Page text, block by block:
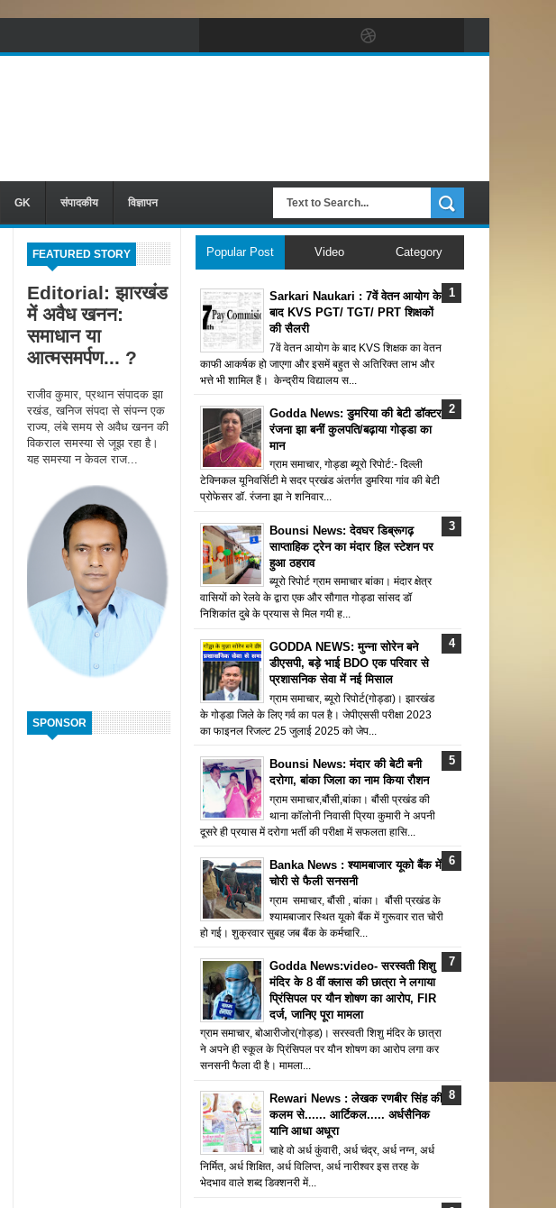
GK संपादकीय विज्ञापन
FEATURED STORY
Editorial: झारखंड
में अवैध खनन:
समाधान या
आत्मसमर्पण... ?
राजीव कुमार, प्रथान संपादक झा
रखंड, खनिज संपदा से संपन्न एक
राज्य, लंबे समय से अवैध खनन की
विकराल समस्या से जूझ रहा है।
यह समस्या न केवल राज...
SPONSOR
Popular Post Video Category
Sarkari Naukari : 7वें वेतन आयोग के
बाद KVS PGT/ TGT/ PRT शिक्षकों
की सैलरी
7वें वेतन आयोग के बाद KVS शिक्षक का वेतन
काफी आकर्षक हो जाएगा और इसमें बहुत से अतिरिक्त लाभ और
भत्ते भी शामिल हैं। केन्द्रीय विद्यालय स...
Godda News: डुमरिया की बेटी डॉक्टर
रंजना झा बनीं कुलपति/बढ़ाया गोड्डा का
मान
ग्राम समाचार, गोड्डा ब्यूरो रिपोर्ट:- दिल्ली
टेक्निकल यूनिवर्सिटी मे सदर प्रखंड अंतर्गत डुमरिया गांव की बेटी
प्रोफेसर डॉ. रंजना झा ने शनिवार...
Bounsi News: देवघर डिब्रूगढ़
साप्ताहिक ट्रेन का मंदार हिल स्टेशन पर
हुआ ठहराव
ब्यूरो रिपोर्ट ग्राम समाचार बांका। मंदार क्षेत्र
वासियों को रेलवे के द्वारा एक और सौगात गोड्डा सांसद डॉ
निशिकांत दुबे के प्रयास से मिल गयी ह...
GODDA NEWS: मुन्ना सोरेन बने
डीएसपी, बड़े भाई BDO एक परिवार से
प्रशासनिक सेवा में नई मिसाल
ग्राम समाचार, ब्यूरो रिपोर्ट(गोड्डा)। झारखंड
के गोड्डा जिले के लिए गर्व का पल है। जेपीएससी परीक्षा 2023
का फाइनल रिजल्ट 25 जुलाई 2025 को जेप...
Bounsi News: मंदार की बेटी बनी
दरोगा, बांका जिला का नाम किया रौशन
ग्राम समाचार,बौंसी,बांका। बौंसी प्रखंड की
थाना कॉलोनी निवासी प्रिया कुमारी ने अपनी
दूसरे ही प्रयास में दरोगा भर्ती की परीक्षा में सफलता हासि...
Banka News : श्यामबाजार यूको बैंक में
चोरी से फैली सनसनी
ग्राम समाचार, बौंसी , बांका। बौंसी प्रखंड के
श्यामबाजार स्थित यूको बैंक में गुरूवार रात चोरी
हो गई। शुक्रवार सुबह जब बैंक के कर्मचारि...
Godda News:video- सरस्वती शिशु
मंदिर के 8 वीं क्लास की छात्रा ने लगाया
प्रिंसिपल पर यौन शोषण का आरोप, FIR
दर्ज, जानिए पूरा मामला
ग्राम समाचार, बोआरीजोर(गोड्ड)। सरस्वती शिशु मंदिर के छात्रा
ने अपने ही स्कूल के प्रिंसिपल पर यौन शोषण का आरोप लगा कर
सनसनी फैला दी है। मामला...
Rewari News : लेखक रणबीर सिंह की
कलम से...... आर्टिकल..... अर्धसैनिक
यानि आधा अधूरा
चाहे वो अर्ध कुंवारी, अर्ध चंद्र, अर्ध नग्न, अर्ध
निर्मित, अर्ध शिक्षित, अर्ध विलिप्त, अर्ध नारीश्वर इस तरह के
भेदभाव वाले शब्द डिक्शनरी में...